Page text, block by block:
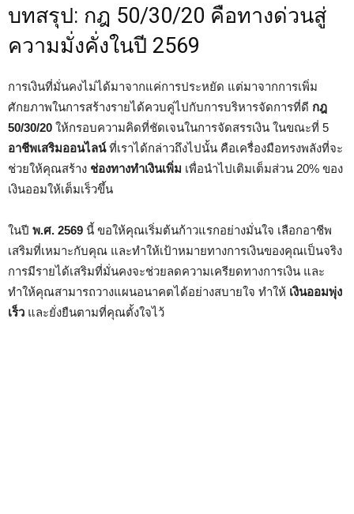
บทสรุป: กฎ 50/30/20 คือทางด่วนสู่
ความมั่งคั่งในปี 2569
การเงินที่มั่นคงไม่ได้มาจากแค่การประหยัด แต่มาจากการเพิ่ม
ศักยภาพในการสร้างรายได้ควบคู่ไปกับการบริหารจัดการที่ดี กฎ
50/30/20 ให้กรอบความคิดที่ชัดเจนในการจัดสรรเงิน ในขณะที่ 5
อาชีพเสริมออนไลน์ที่เราได้กล่าวถึงไปนั้น คือเครื่องมือทรงพลังที่จะ
ช่วยให้คุณสร้าง ช่องทางทำเงินเพิ่ม เพื่อนำไปเติมเต็มส่วน 20% ของ
เงินออมให้เต็มเร็วขึ้น
ในปี พ.ศ. 2569 นี้ ขอให้คุณเริ่มต้นก้าวแรกอย่างมั่นใจ เลือกอาชีพ
เสริมที่เหมาะกับคุณ และทำให้เป้าหมายทางการเงินของคุณเป็นจริง
การมีรายได้เสริมที่มั่นคงจะช่วยลดความเครียดทางการเงิน และ
ทำให้คุณสามารถวางแผนอนาคตได้อย่างสบายใจ ทำให้ เงินออมพุ่ง
เร็ว และยั่งยืนตามที่คุณตั้งใจไว้